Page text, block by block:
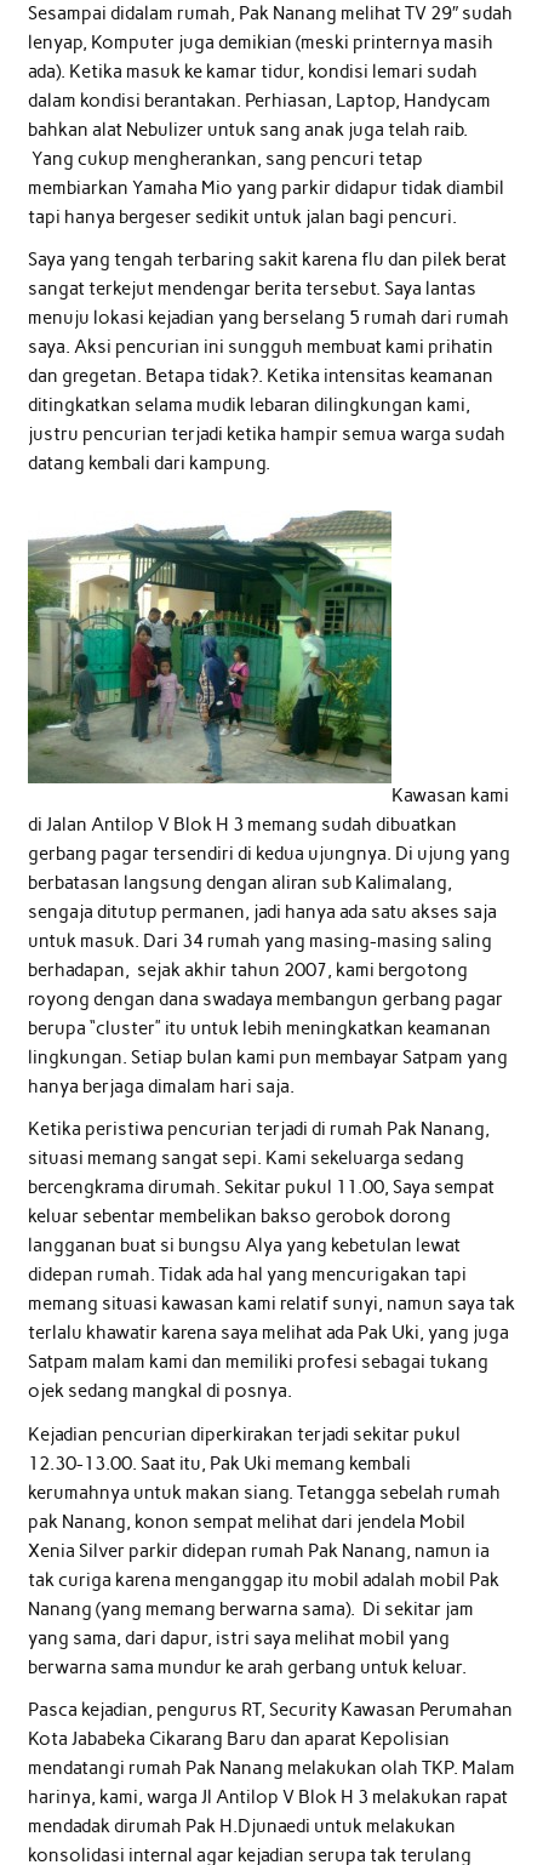
Sesampai didalam rumah, Pak Nanang melihat TV 29″ sudah
lenyap, Komputer juga demikian (meski printernya masih
ada). Ketika masuk ke kamar tidur, kondisi lemari sudah
dalam kondisi berantakan. Perhiasan, Laptop, Handycam
bahkan alat Nebulizer untuk sang anak juga telah raib.
Yang cukup mengherankan, sang pencuri tetap
membiarkan Yamaha Mio yang parkir didapur tidak diambil
tapi hanya bergeser sedikit untuk jalan bagi pencuri.
Saya yang tengah terbaring sakit karena flu dan pilek berat
sangat terkejut mendengar berita tersebut. Saya lantas
menuju lokasi kejadian yang berselang 5 rumah dari rumah
saya. Aksi pencurian ini sungguh membuat kami prihatin
dan gregetan. Betapa tidak?. Ketika intensitas keamanan
ditingkatkan selama mudik lebaran dilingkungan kami,
justru pencurian terjadi ketika hampir semua warga sudah
datang kembali dari kampung.
Kawasan kami
di Jalan Antilop V Blok H 3 memang sudah dibuatkan
gerbang pagar tersendiri di kedua ujungnya. Di ujung yang
berbatasan langsung dengan aliran sub Kalimalang,
sengaja ditutup permanen, jadi hanya ada satu akses saja
untuk masuk. Dari 34 rumah yang masing-masing saling
berhadapan, sejak akhir tahun 2007, kami bergotong
royong dengan dana swadaya membangun gerbang pagar
berupa “cluster” itu untuk lebih meningkatkan keamanan
lingkungan. Setiap bulan kami pun membayar Satpam yang
hanya berjaga dimalam hari saja.
Ketika peristiwa pencurian terjadi di rumah Pak Nanang,
situasi memang sangat sepi. Kami sekeluarga sedang
bercengkrama dirumah. Sekitar pukul 11.00, Saya sempat
keluar sebentar membelikan bakso gerobok dorong
langganan buat si bungsu Alya yang kebetulan lewat
didepan rumah. Tidak ada hal yang mencurigakan tapi
memang situasi kawasan kami relatif sunyi, namun saya tak
terlalu khawatir karena saya melihat ada Pak Uki, yang juga
Satpam malam kami dan memiliki profesi sebagai tukang
ojek sedang mangkal di posnya.
Kejadian pencurian diperkirakan terjadi sekitar pukul
12.30-13.00. Saat itu, Pak Uki memang kembali
kerumahnya untuk makan siang. Tetangga sebelah rumah
pak Nanang, konon sempat melihat dari jendela Mobil
Xenia Silver parkir didepan rumah Pak Nanang, namun ia
tak curiga karena menganggap itu mobil adalah mobil Pak
Nanang (yang memang berwarna sama). Di sekitar jam
yang sama, dari dapur, istri saya melihat mobil yang
berwarna sama mundur ke arah gerbang untuk keluar.
Pasca kejadian, pengurus RT, Security Kawasan Perumahan
Kota Jababeka Cikarang Baru dan aparat Kepolisian
mendatangi rumah Pak Nanang melakukan olah TKP. Malam
harinya, kami, warga Jl Antilop V Blok H 3 melakukan rapat
mendadak dirumah Pak H.Djunaedi untuk melakukan
konsolidasi internal agar kejadian serupa tak terulang